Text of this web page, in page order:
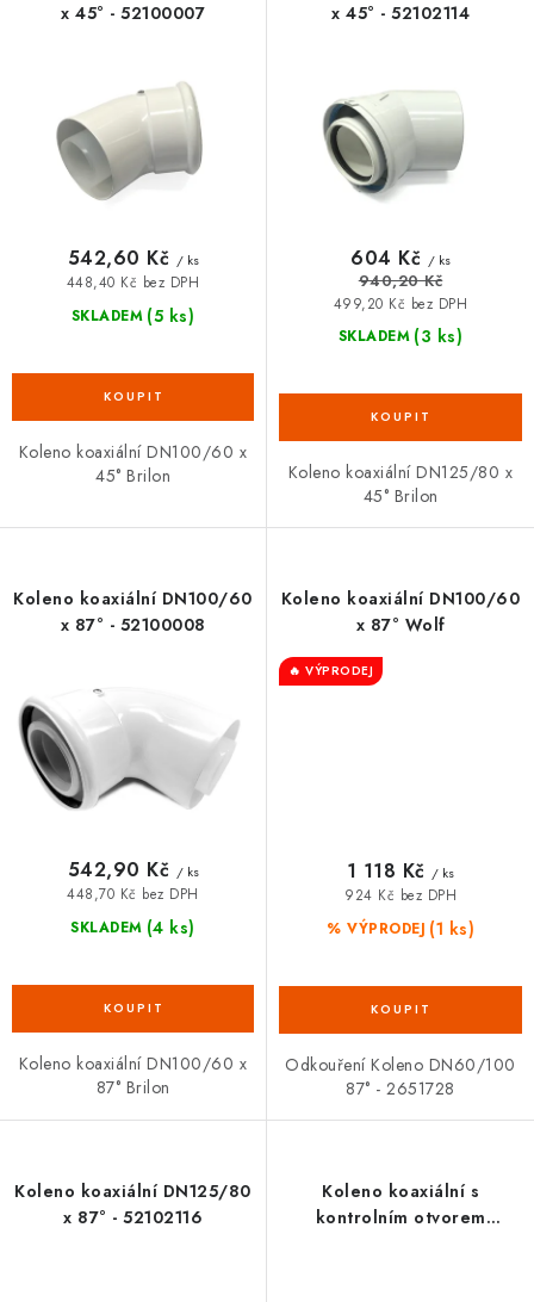
x 45° - 52100007
SKLADEM (5 ks)
448,40 Kč bez DPH
542,60 Kč / ks
Koleno koaxiální DN100/60 x
45° Brilon
x 45° - 52102114
SKLADEM (3 ks)
499,20 Kč bez DPH
604 Kč / ks
940,20 Kč
Koleno koaxiální DN125/80 x
45° Brilon
Koleno koaxiální DN100/60
x 87° - 52100008
SKLADEM (4 ks)
448,70 Kč bez DPH
542,90 Kč / ks
Koleno koaxiální DN100/60 x
87° Brilon
Koleno koaxiální DN100/60
x 87° Wolf
🔥 VÝPRODEJ
% VÝPRODEJ (1 ks)
924 Kč bez DPH
1 118 Kč / ks
Odkouření Koleno DN60/100
87° - 2651728
Koleno koaxiální DN125/80
x 87° - 52102116
Koleno koaxiální s
kontrolním otvorem